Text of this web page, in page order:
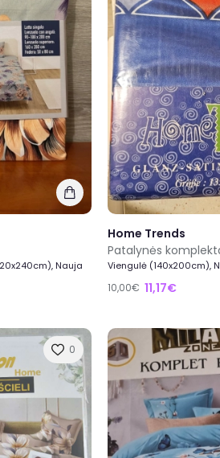
Nauja
Home Trends
Patalynės
Viengulė (140x200cm),
10,00€ 11,17€
0